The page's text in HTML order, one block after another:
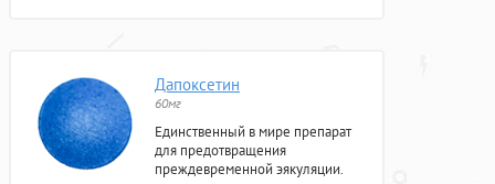
Дапоксетин
60мг
Единственный в мире препарат
для предотвращения
преждевременной эякуляции.